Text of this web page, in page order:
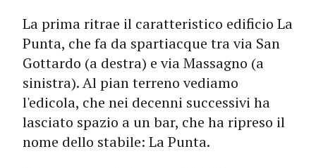
La prima ritrae il caratteristico edificio La
Punta, che fa da spartiacque tra via San
Gottardo (a destra) e via Massagno (a
sinistra). Al pian terreno vediamo
l'edicola, che nei decenni successivi ha
lasciato spazio a un bar, che ha ripreso il
nome dello stabile: La Punta.